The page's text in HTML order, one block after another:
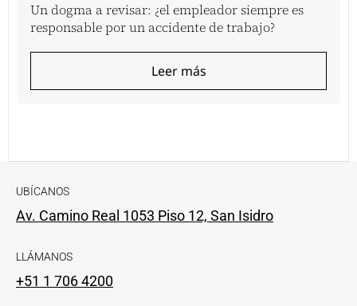
Un dogma a revisar: ¿el empleador siempre es
responsable por un accidente de trabajo?
Leer más
UBÍCANOS
Av. Camino Real 1053 Piso 12, San Isidro
LLÁMANOS
+51 1 706 4200